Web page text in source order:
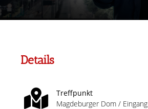
Details
Treffpunkt
Magdeburger Dom / Eingang